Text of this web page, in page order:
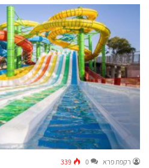
רקפת פרא 0
339